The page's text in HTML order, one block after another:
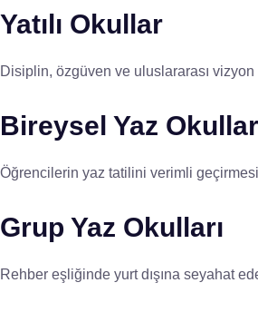
Yatılı Okullar
Disiplin, özgüven ve uluslararası
Bireysel Yaz
Öğrencilerin yaz tatilini verimli
Grup Yaz Okulları
Rehber eşliğinde yurt dışına seyahat